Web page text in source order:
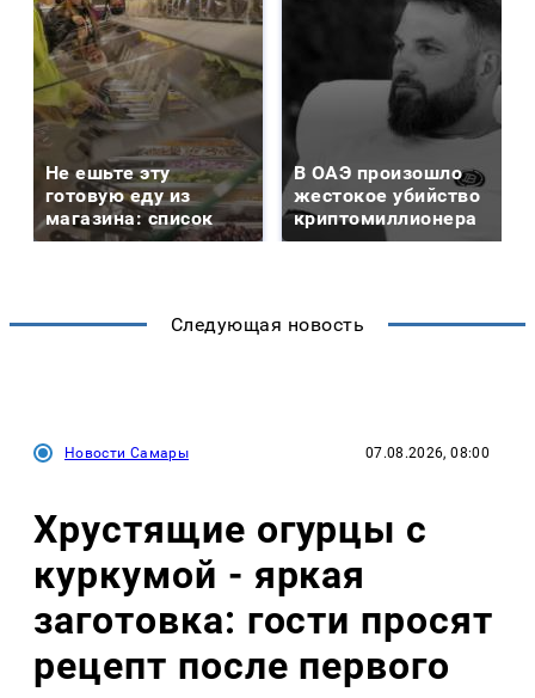
Не ешьте эту
готовую еду из
магазина: список
В ОАЭ произошло
жестокое убийство
криптомиллионера
Следующая новость
Новости Самары 07.08.2026, 08:00
Хрустящие огурцы с
куркумой - яркая
заготовка: гости просят
рецепт после первого